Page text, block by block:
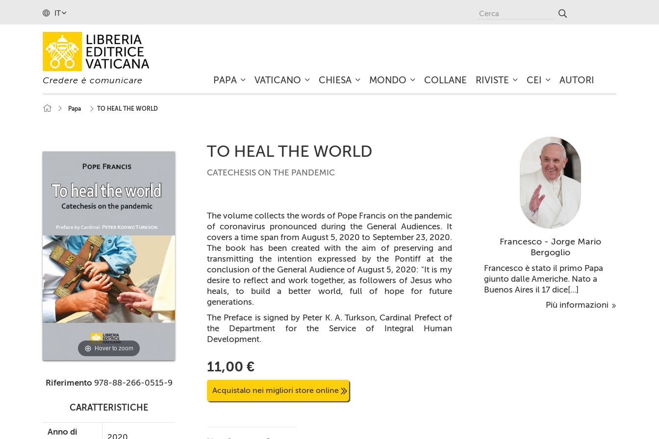
IT
Credere è comunicare PAPA VATICANO CHIESA MONDO COLLANE RIVISTE CEI AUTORI
Papa TO HEAL THE WORLD
Hover to zoom
Riferimento 978-88-266-0515-9
CARATTERISTICHE
Anno di
2020
TO HEAL THE WORLD
CATECHESIS ON THE PANDEMIC
The volume collects the words of Pope Francis on the pandemic
of coronavirus pronounced during the General Audiences. It
covers a time span from August 5, 2020 to September 23, 2020.
The book has been created with the aim of preserving and
transmitting the intention expressed by the Pontiff at the
conclusion of the General Audience of August 5, 2020: "It is my
desire to reflect and work together, as followers of Jesus who
heals, to build a better world, full of hope for future
generations.
The Preface is signed by Peter K. A. Turkson, Cardinal Prefect of
the Department for the Service of Integral Human
Development.
11,00 €
Acquistalo nei migliori store online
Francesco - Jorge Mario
Bergoglio
Francesco è stato il primo Papa
giunto dalle Americhe. Nato a
Buenos Aires il 17 dice[...]
Più informazioni